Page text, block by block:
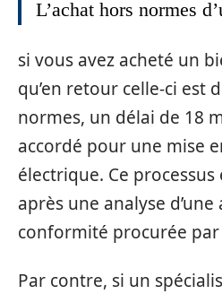
L’achat hors normes
si vous avez acheté un
qu’en retour celle-ci est
normes, un délai de 18
accordé pour une mise
électrique. Ce
après une analyse
conformité procurée par
Par contre, si un